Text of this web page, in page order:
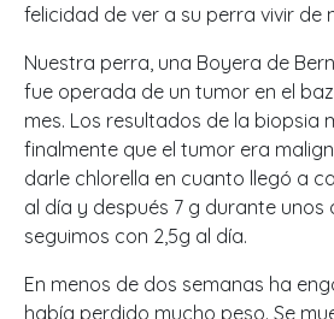
felicidad de ver a su perra vivir de
Nuestra perra, una Boyera de
fue operada de un tumor en el
mes. Los resultados de la biopsia
finalmente que el tumor era
darle chlorella en cuanto llegó a
al día y después 7 g durante unos
seguimos con 2,5g al día.
En menos de dos semanas ha
había perdido mucho peso. Se